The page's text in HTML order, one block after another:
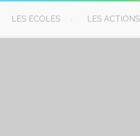
LES ECOLES LES ACTIONS